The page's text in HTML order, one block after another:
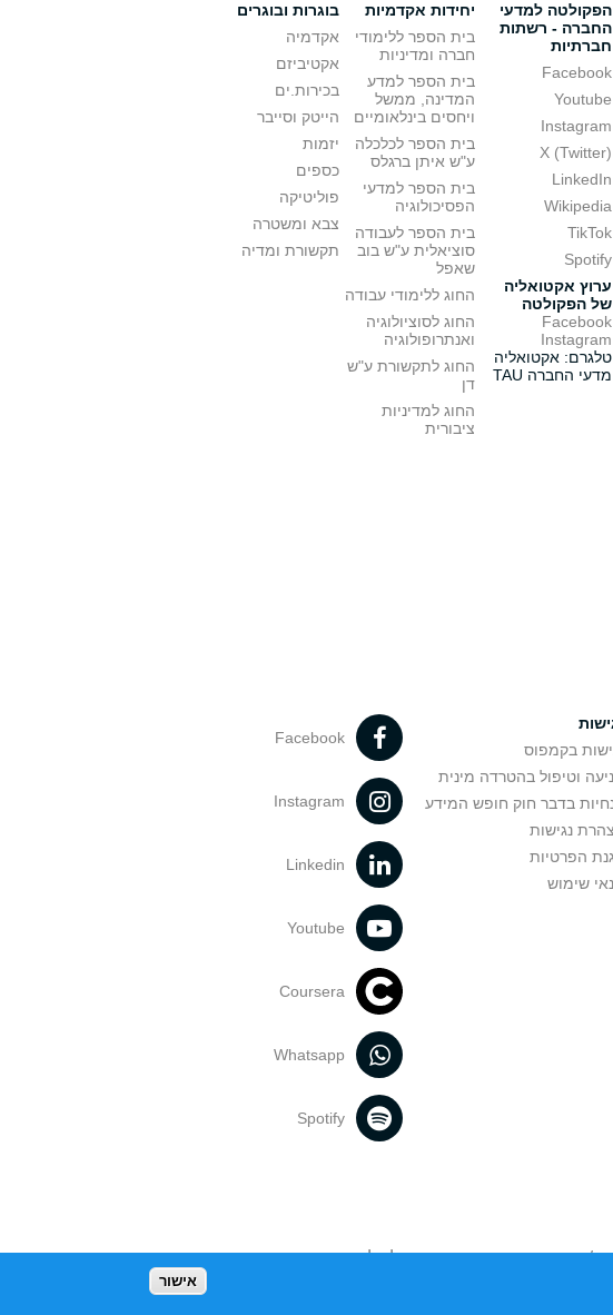
הפקולטה למדעי
החברה - רשתות
חברתיות
Facebook
Youtube
Instagram
X (Twitter)
LinkedIn
Wikipedia
TikTok
Spotify
ערוץ אקטואליה
של הפקולטה
Facebook
Instagram
טלגרם: אקטואליה
מדעי החברה TAU
יחידות אקדמיות
בית הספר ללימודי
חברה ומדיניות
בית הספר למדע
המדינה, ממשל
ויחסים בינלאומיים
בית הספר לכלכלה
ע"ש איתן ברגלס
בית הספר למדעי
הפסיכולוגיה
בית הספר לעבודה
סוציאלית ע"ש בוב
שאפל
החוג ללימודי עבודה
החוג לסוציולוגיה
ואנתרופולוגיה
החוג לתקשורת ע"ש
דן
החוג למדיניות
ציבורית
בוגרות ובוגרים
אקדמיה
אקטיביזם
בכירות.ים
הייטק וסייבר
יזמות
כספים
פוליטיקה
צבא ומשטרה
תקשורת ומדיה
בקמפוס
וטיפול בהטרדה מינית
בדבר חוק חופש המידע
נגישות
הפרטיות
שימוש
Facebook
Instagram
Linkedin
Youtube
Coursera
Whatsapp
Spotify
ו/או השימוש שנעשה בתכנים אלה לדעתך מפר זכויות
אישור